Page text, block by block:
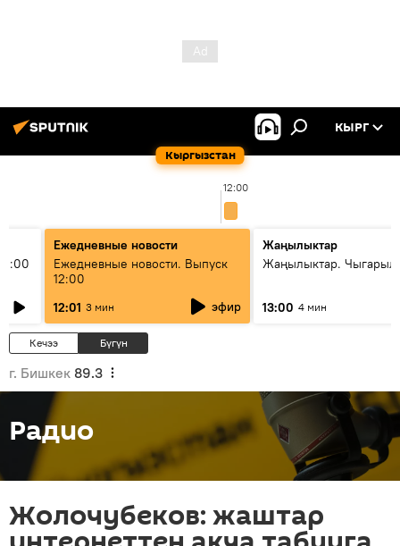
Кыргызстан
КЫРГ
12:00
Ежедневные новости
Ежедневные новости. Выпуск
12:00
12:01 3 мин эфир
Жаңылыктар
Жаңылыктар.
13:00 4 мин
Кечээ Бүгүн
г. Бишкек 89.3
Радио
Жолочубеков: жаштар